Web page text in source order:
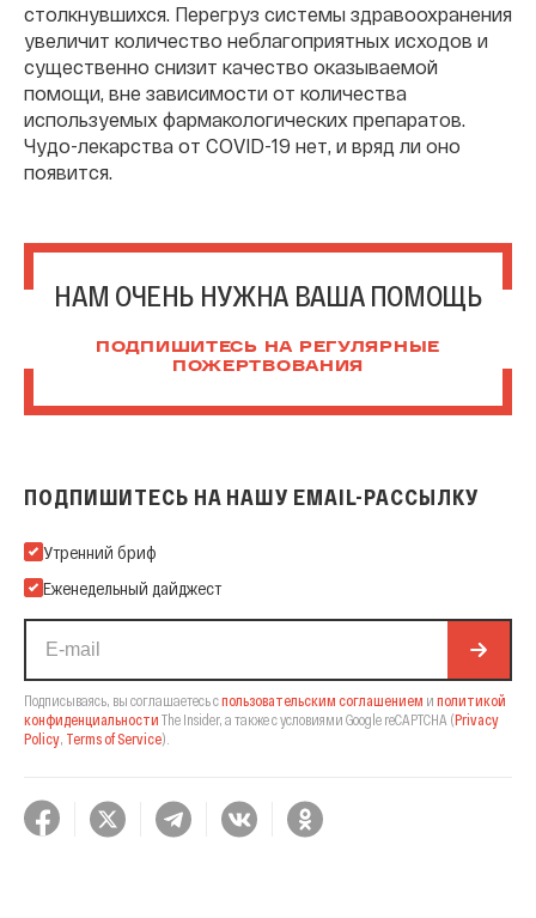
столкнувшихся. Перегруз системы здравоохранения
увеличит количество неблагоприятных исходов и
существенно снизит качество оказываемой
помощи, вне зависимости от количества
используемых фармакологических препаратов.
Чудо-лекарства от COVID-19 нет, и вряд ли оно
появится.
НАМ ОЧЕНЬ НУЖНА ВАША ПОМОЩЬ
ПОДПИШИТЕСЬ НА РЕГУЛЯРНЫЕ
ПОЖЕРТВОВАНИЯ
ПОДПИШИТЕСЬ НА НАШУ EMAIL-РАССЫЛКУ
Подпишитесь на нашу Email-рассылку
Утренний бриф
Еженедельный дайджест
Подписываясь, вы соглашаетесь спользовательским соглашением и политикой
конфиденциальности The Insider, а также с условиями Google reCAPTCHA (Privacy
Policy Terms of Service).